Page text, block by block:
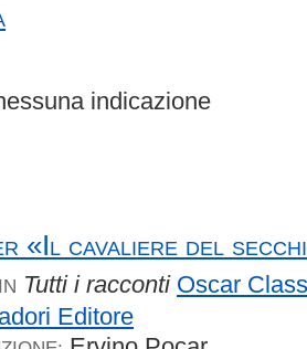
indicazione
«Il cavaliere del
IN Tutti i racconti Oscar
Editore